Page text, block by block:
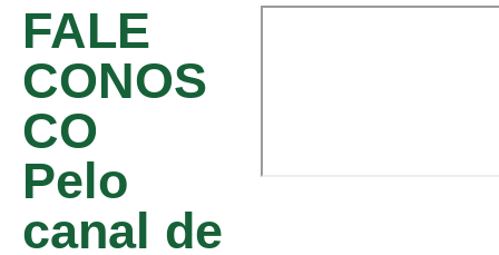
FALE
CONOS
CO
Pelo
canal de